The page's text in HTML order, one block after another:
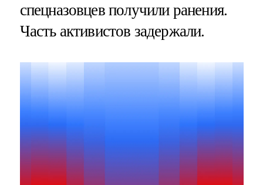
спецназовцев получили ранения.
Часть активистов задержали.